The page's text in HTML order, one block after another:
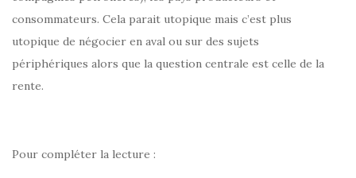
consommateurs. Cela parait utopique mais c’est plus
utopique de négocier en aval ou sur des sujets
périphériques alors que la question centrale est celle de la
rente.
Pour compléter la lecture :